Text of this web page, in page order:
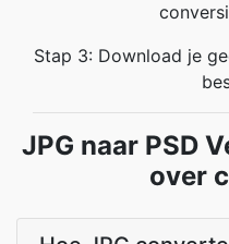
Stap 3: Download je
JPG naar PSD
over